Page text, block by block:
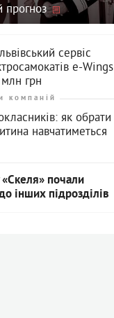
прогноз
сервіс
e-Wings
грн
компаній
як обрати
навчатиметься
«Скеля» почали
інших підрозділів